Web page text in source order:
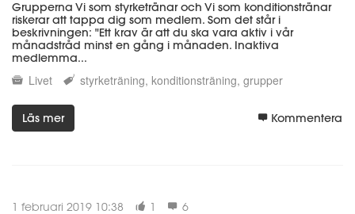
Grupperna Vi som styrketränaroch Vi som konditionstränar
riskerar att tappa dig som medlem. Som det står i
beskrivningen: "Ett krav är att du ska vara aktiv i vår
månadstråd minst en gång i månaden. Inaktiva
medlemma...
Livet styrketräning konditionsträning grupper
Läs mer Kommentera
1 februari 2019 10:38 1 6